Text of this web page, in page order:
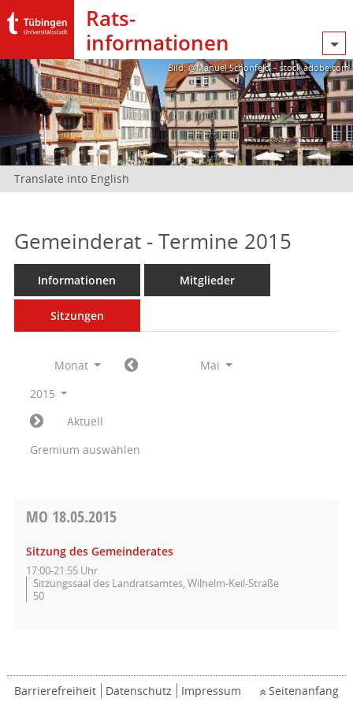
Rats­
informationen
Bild: @Manuel Schönfeld – stock.adobe.com
Translate into English
Gemeinderat - Termine 2015
Informationen Mitglieder
Sitzungen
Monat
Mai
2015
Aktuell
Gremium auswählen
MO 18.05.2015
Sitzung des Gemeinderates
17:00-21:55 Uhr
Sitzungssaal des Landratsamtes, Wilhelm-Keil-Straße
50
Barrierefreiheit Datenschutz Impressum Seitenanfang